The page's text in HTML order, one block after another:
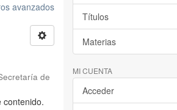
avanzados
de
contenido.
Títulos
Materias
MI CUENTA
Acceder